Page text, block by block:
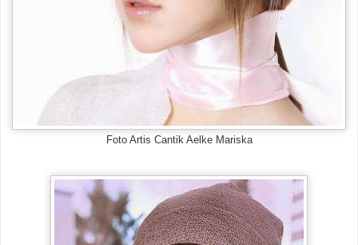
Foto Artis Cantik Aelke Mariska